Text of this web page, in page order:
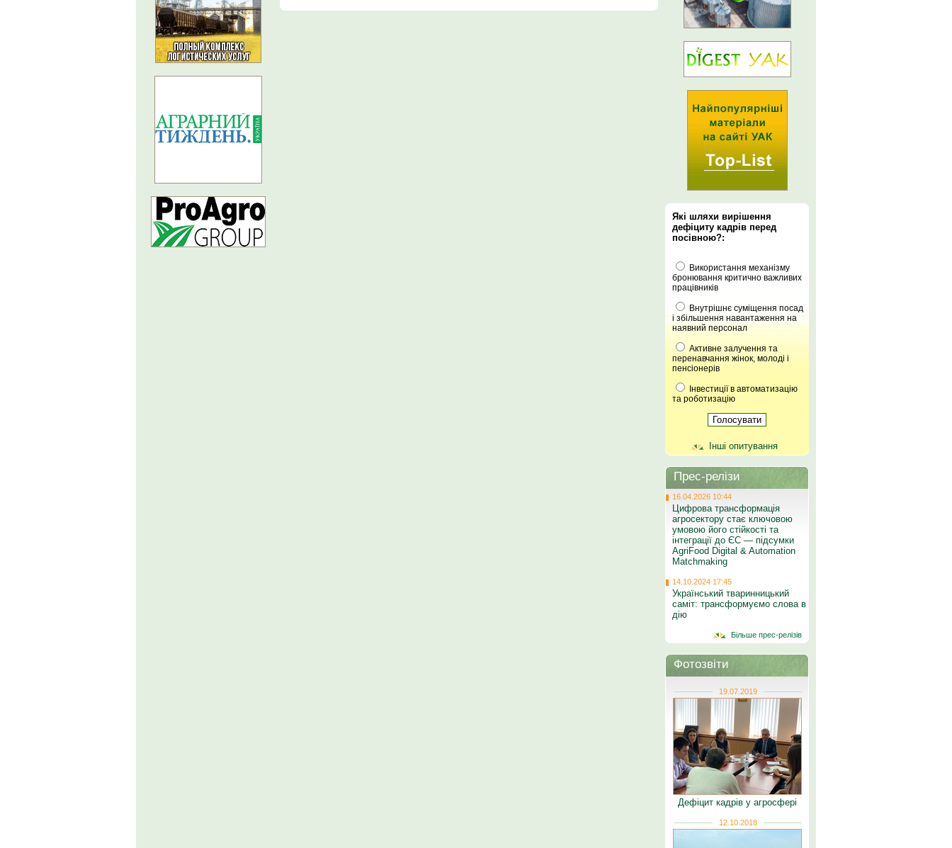
Які шляхи вирішення
дефіциту кадрів перед
посівною?:
Використання механізму
бронювання критично важливих
працівників
Внутрішнє суміщення посад
і збільшення навантаження на
наявний персонал
Активне залучення та
перенавчання жінок, молоді і
пенсіонерів
Інвестиції в автоматизацію
та роботизацію
Інші опитування
Прес-релізи
16.04.2026 10:44
Цифрова трансформація
агросектору стає ключовою
умовою його стійкості та
інтеграції до ЄС — підсумки
AgriFood Digital & Automation
Matchmaking
14.10.2024 17:45
Український тваринницький
саміт: трансформуємо слова в
дію
Більше прес-релізів
Фотозвіти
19.07.2019
Дефіцит кадрів у агросфері
12.10.2018